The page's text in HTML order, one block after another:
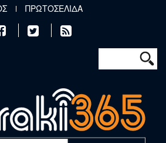
περιεχόμενο
ΠΡΩΤΟΣΕΛΙΔΑ
Φόρμα
Αναζήτηση